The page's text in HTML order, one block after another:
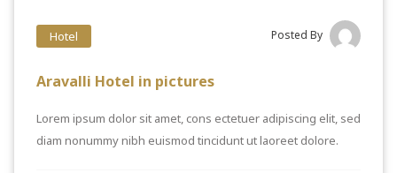
Hotel Posted By
Aravalli Hotel in pictures
Lorem ipsum dolor sit amet, cons ectetuer adipiscing elit, sed
diam nonummy nibh euismod tincidunt ut laoreet dolore.